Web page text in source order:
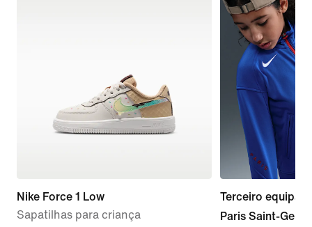
Nike Force 1 Low
Sapatilhas para criança
Terceiro
Paris Saint-